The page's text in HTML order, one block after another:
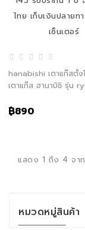
hanabishi เตาแก๊สตั้ง
เตาแก๊ส ฮานาบิชิ รุ่น
ปลายทาง ไฮเทคเซ็นเตอร์
฿890
แสดง 1 ถึง 4 จา
หมวดหมู่สินค้า